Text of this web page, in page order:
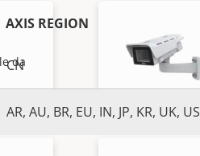
da
AXIS REGION
CN
AR, AU, BR, EU, IN, JP, KR, UK, US